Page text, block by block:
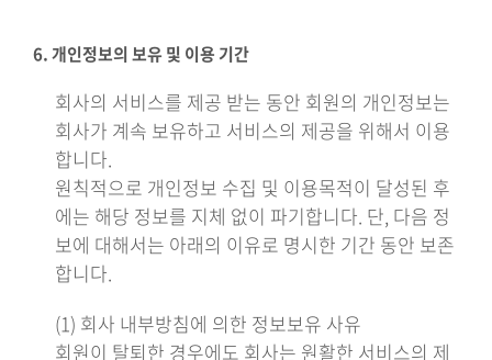
6. 개인정보의 보유 및 이용 기간
회사의 서비스를 제공 받는 동안 회원의 개인정보는
회사가 계속 보유하고 서비스의 제공을 위해서 이용
합니다.
원칙적으로 개인정보 수집 및 이용목적이 달성된 후
에는 해당 정보를 지체 없이 파기합니다. 단, 다음 정
보에 대해서는 아래의 이유로 명시한 기간 동안 보존
합니다.
(1) 회사 내부방침에 의한 정보보유 사유
회원이 탈퇴한 경우에도 회사는 원활한 서비스의 제